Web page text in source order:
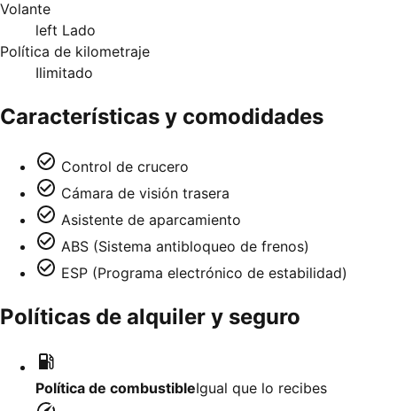
Volante
left Lado
Política de kilometraje
Ilimitado
Características y comodidades
Control de crucero
Cámara de visión trasera
Asistente de aparcamiento
ABS (Sistema antibloqueo de frenos)
ESP (Programa electrónico de estabilidad)
Políticas de alquiler y seguro
Política de combustibleIgual que lo recibes